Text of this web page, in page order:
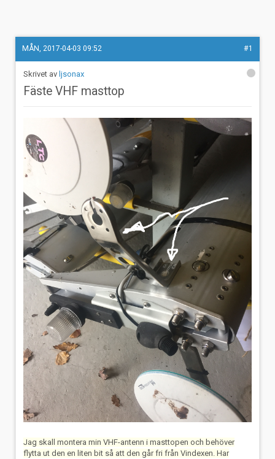
MÅN, 2017-04-03 09:52 #1
ljsonax
Fäste VHF masttop
Jag skall montera min VHF-antenn i masttopen och behöver
flytta ut den en liten bit så att den går fri från Vindexen. Har